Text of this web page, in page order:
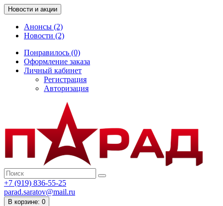
Новости и акции
Анонсы (2)
Новости (2)
Понравилось (0)
Оформление заказа
Личный кабинет
Регистрация
Авторизация
+7 (919) 836-55-25
parad.saratov@mail.ru
В корзине: 0